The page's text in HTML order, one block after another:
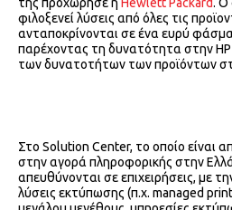
φιλοξενεί λύσεις από όλες τις
ανταποκρίνονται σε ένα ευρύ
παρέχοντας τη δυνατότητα στην HP
των δυνατοτήτων των προϊόντων
Στο Solution Center, το οποίο είναι
στην αγορά πληροφορικής στην
απευθύνονται σε επιχειρήσεις, με
λύσεις εκτύπωσης (π.χ. managed